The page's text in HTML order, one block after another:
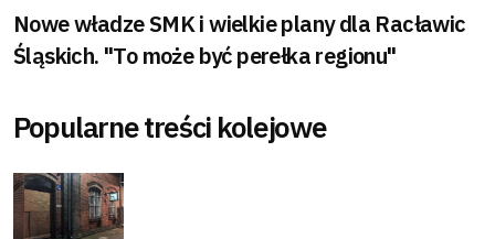
Nowe władze SMK i wielkie plany dla Racławic
Śląskich. "To może być perełka regionu"
Popularne treści kolejowe